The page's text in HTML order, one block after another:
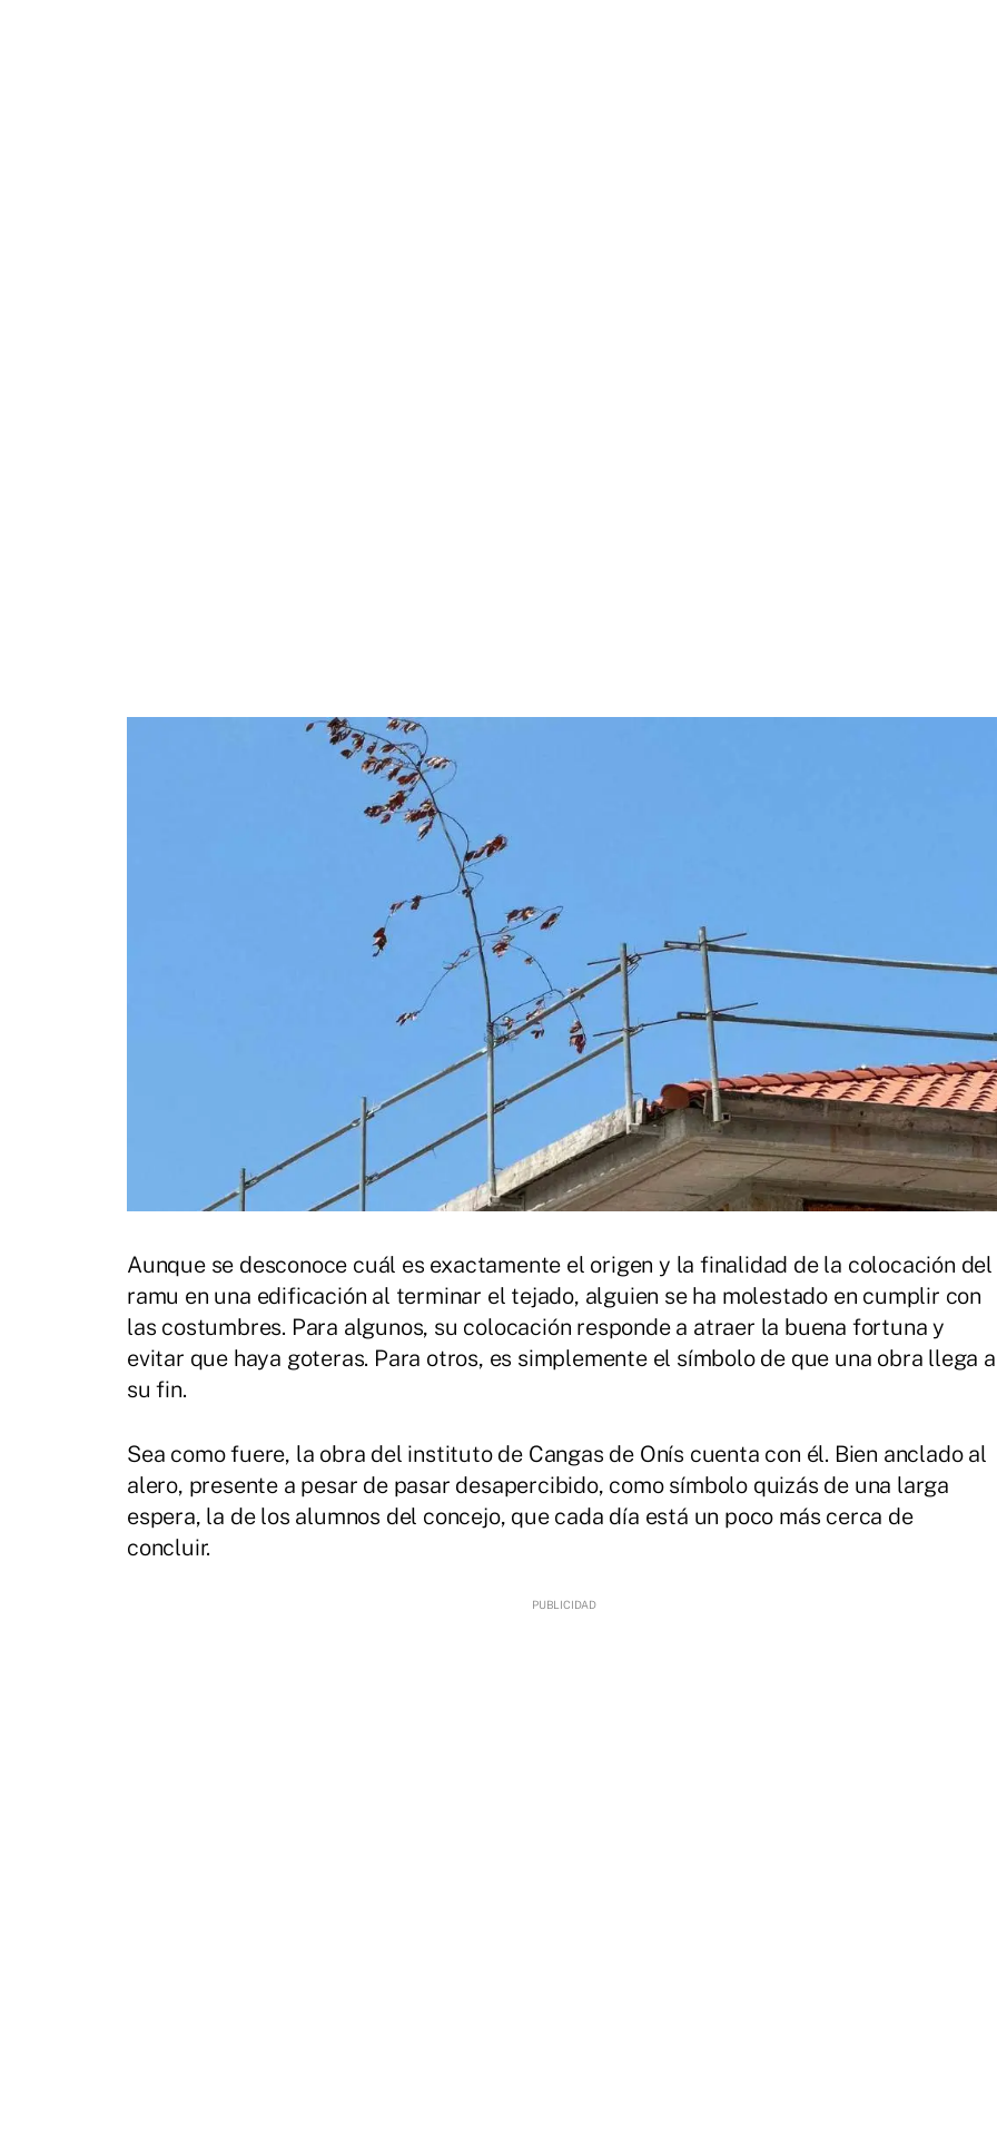
Aunque se desconoce cuál es exactamente el origen y la finalidad de la colocación del
ramu en una edificación al terminar el tejado, alguien se ha molestado en cumplir con
las costumbres. Para algunos, su colocación responde a atraer la buena fortuna y
evitar que haya goteras. Para otros, es simplemente el símbolo de que una obra llega a
su fin.
Sea como fuere, la obra del instituto de Cangas de Onís cuenta con él. Bien anclado al
alero, presente a pesar de pasar desapercibido, como símbolo quizás de una larga
espera, la de los alumnos del concejo, que cada día está un poco más cerca de
concluir.